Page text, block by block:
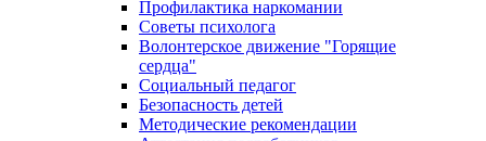
Профилактика наркомании
Советы психолога
Волонтерское движение "Горящие
сердца"
Социальный педагог
Безопасность детей
Методические рекомендации